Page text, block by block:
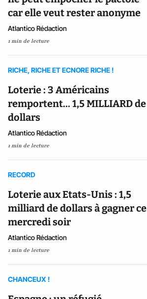
car elle veut rester anonyme
Atlantico Rédaction
1 min de lecture
RICHE, RICHE ET ECNORE RICHE !
Loterie : 3 Américains
remportent... 1,5 MILLIARD de
dollars
Atlantico Rédaction
1 min de lecture
RECORD
Loterie aux Etats-Unis : 1,5
milliard de dollars à gagner ce
mercredi soir
Atlantico Rédaction
1 min de lecture
CHANCEUX !